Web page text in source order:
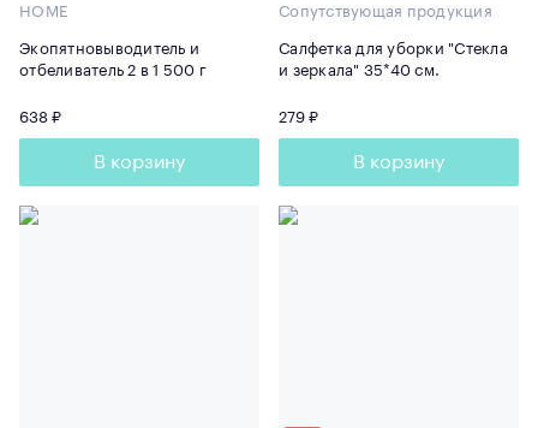
HOME
Экопятновыводитель и
отбеливатель 2 в 1 500 г
638 ₽
В корзину
Сопутствующая продукция
Салфетка для уборки "Стекла
и зеркала" 35*40 см.
279 ₽
В корзину